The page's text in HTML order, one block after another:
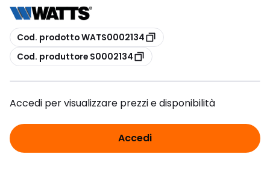
copia
Cod. prodotto WATS0002134
copia
Cod. produttore S0002134
Accedi per visualizzare prezzi e disponibilità
Accedi